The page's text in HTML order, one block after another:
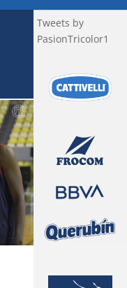
Tweets by
PasionTricolor1